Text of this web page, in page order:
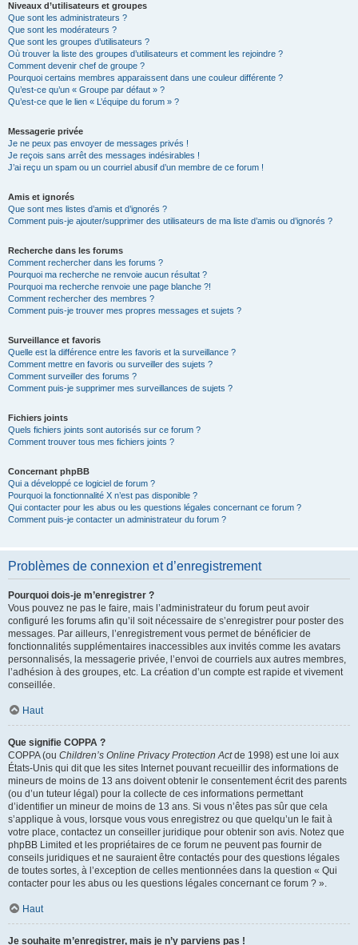
Niveaux d’utilisateurs et groupes
Que sont les administrateurs ?
Que sont les modérateurs ?
Que sont les groupes d’utilisateurs ?
Où trouver la liste des groupes d’utilisateurs et comment les rejoindre ?
Comment devenir chef de groupe ?
Pourquoi certains membres apparaissent dans une couleur différente ?
Qu’est-ce qu’un « Groupe par défaut » ?
Qu’est-ce que le lien « L’équipe du forum » ?
Messagerie privée
Je ne peux pas envoyer de messages privés !
Je reçois sans arrêt des messages indésirables !
J’ai reçu un spam ou un courriel abusif d’un membre de ce forum !
Amis et ignorés
Que sont mes listes d’amis et d’ignorés ?
Comment puis-je ajouter/supprimer des utilisateurs de ma liste d’amis ou d’ignorés ?
Recherche dans les forums
Comment rechercher dans les forums ?
Pourquoi ma recherche ne renvoie aucun résultat ?
Pourquoi ma recherche renvoie une page blanche ?!
Comment rechercher des membres ?
Comment puis-je trouver mes propres messages et sujets ?
Surveillance et favoris
Quelle est la différence entre les favoris et la surveillance ?
Comment mettre en favoris ou surveiller des sujets ?
Comment surveiller des forums ?
Comment puis-je supprimer mes surveillances de sujets ?
Fichiers joints
Quels fichiers joints sont autorisés sur ce forum ?
Comment trouver tous mes fichiers joints ?
Concernant phpBB
Qui a développé ce logiciel de forum ?
Pourquoi la fonctionnalité X n’est pas disponible ?
Qui contacter pour les abus ou les questions légales concernant ce forum ?
Comment puis-je contacter un administrateur du forum ?
Problèmes de connexion et d’enregistrement
Pourquoi dois-je m’enregistrer ?
Vous pouvez ne pas le faire, mais l’administrateur du forum peut avoir
configuré les forums afin qu’il soit nécessaire de s’enregistrer pour poster des
messages. Par ailleurs, l’enregistrement vous permet de bénéficier de
fonctionnalités supplémentaires inaccessibles aux invités comme les avatars
personnalisés, la messagerie privée, l’envoi de courriels aux autres membres,
l’adhésion à des groupes, etc. La création d’un compte est rapide et vivement
conseillée.
Haut
Que signifie COPPA ?
COPPA (ou Children’s Online Privacy Protection Actde 1998) est une loi aux
États-Unis qui dit que les sites Internet pouvant recueillir des informations de
mineurs de moins de 13 ans doivent obtenir le consentement écrit des parents
(ou d’un tuteur légal) pour la collecte de ces informations permettant
d’identifier un mineur de moins de 13 ans. Si vous n’êtes pas sûr que cela
s’applique à vous, lorsque vous vous enregistrez ou que quelqu’un le fait à
votre place, contactez un conseiller juridique pour obtenir son avis. Notez que
phpBB Limited et les propriétaires de ce forum ne peuvent pas fournir de
conseils juridiques et ne sauraient être contactés pour des questions légales
de toutes sortes, à l’exception de celles mentionnées dans la question « Qui
contacter pour les abus ou les questions légales concernant ce forum ? ».
Haut
Je souhaite m’enregistrer, mais je n’y parviens pas !